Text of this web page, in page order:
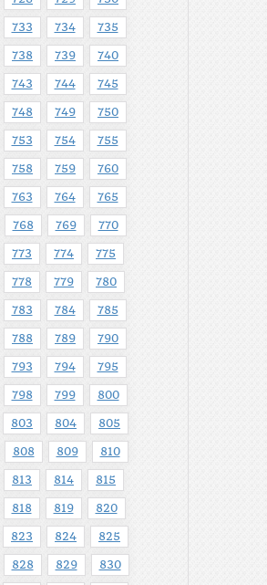
733 734 735
738 739 740
743 744 745
748 749 750
753 754 755
758 759 760
763 764 765
768 769 770
773 774 775
778 779 780
783 784 785
788 789 790
793 794 795
798 799 800
803 804 805
808 809 810
813 814 815
818 819 820
823 824 825
828 829 830